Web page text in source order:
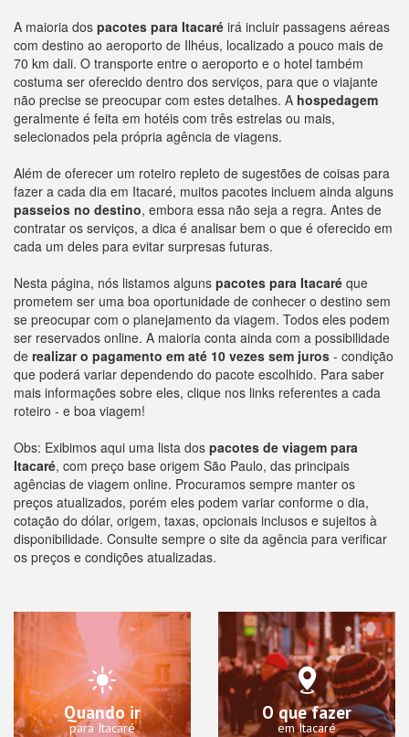
A maioria dos pacotes para Itacaré irá incluir passagens aéreas
com destino ao aeroporto de Ilhéus, localizado a pouco mais de
70 km dali. O transporte entre o aeroporto e o hotel também
costuma ser oferecido dentro dos serviços, para que o viajante
não precise se preocupar com estes detalhes. A hospedagem
geralmente é feita em hotéis com três estrelas ou mais,
selecionados pela própria agência de viagens.
Além de oferecer um roteiro repleto de sugestões de coisas para
fazer a cada dia em Itacaré, muitos pacotes incluem ainda alguns
passeios no destino, embora essa não seja a regra. Antes de
contratar os serviços, a dica é analisar bem o que é oferecido em
cada um deles para evitar surpresas futuras.
Nesta página, nós listamos alguns pacotes para Itacaré que
prometem ser uma boa oportunidade de conhecer o destino sem
se preocupar com o planejamento da viagem. Todos eles podem
ser reservados online. A maioria conta ainda com a possibilidade
de realizar o pagamento em até 10 vezes sem juros - condição
que poderá variar dependendo do pacote escolhido. Para saber
mais informações sobre eles, clique nos links referentes a cada
roteiro - e boa viagem!
Obs: Exibimos aqui uma lista dos pacotes de viagem para
Itacaré, com preço base origem São Paulo, das principais
agências de viagem online. Procuramos sempre manter os
preços atualizados, porém eles podem variar conforme o dia,
cotação do dólar, origem, taxas, opcionais inclusos e sujeitos à
disponibilidade. Consulte sempre o site da agência para verificar
os preços e condições atualizadas.
Quando ir
para Itacaré
O que fazer
em Itacaré